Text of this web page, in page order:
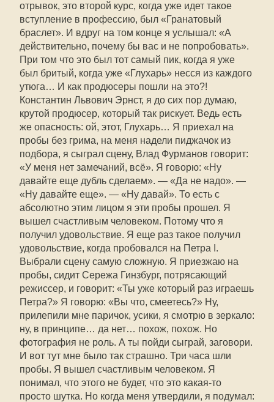
отрывок, это второй курс, когда уже идет такое
вступление в профессию, был «Гранатовый
браслет». И вдруг на том конце я услышал: «А
действительно, почему бы вас и не попробовать».
При том что это был тот самый пик, когда я уже
был бритый, когда уже «Глухарь» несся из каждого
утюга… И как продюсеры пошли на это?!
Константин Львович Эрнст, я до сих пор думаю,
крутой продюсер, который так рискует. Ведь есть
же опасность: ой, этот, Глухарь… Я приехал на
пробы без грима, на меня надели пиджачок из
подбора, я сыграл сцену, Влад Фурманов говорит:
«У меня нет замечаний, всё». Я говорю: «Ну
давайте еще дубль сделаем». — «Да не надо». —
«Ну давайте еще». — «Ну давай». То есть с
абсолютно этим лицом я эти пробы прошел. Я
вышел счастливым человеком. Потому что я
получил удовольствие. Я еще раз такое получил
удовольствие, когда пробовался на Петра I.
Выбрали сцену самую сложную. Я приезжаю на
пробы, сидит Сережа Гинзбург, потрясающий
режиссер, и говорит: «Ты уже который раз играешь
Петра?» Я говорю: «Вы что, смеетесь?» Ну,
прилепили мне паричок, усики, я смотрю в зеркало:
ну, в принципе… да нет… похож, похож. Но
фотография не роль. А ты пойди сыграй, заговори.
И вот тут мне было так страшно. Три часа шли
пробы. Я вышел счастливым человеком. Я
понимал, что этого не будет, что это какая-то
просто шутка. Но когда меня утвердили, я подумал: